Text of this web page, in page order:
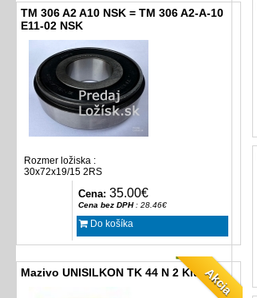
TM 306 A2 A10 NSK = TM 306 A2-A-10
E11-02 NSK
Rozmer ložiska :
30x72x19/15 2RS
Cena: 35.00€
Cena bez DPH: 28.46€
Do košíka
Mazivo UNISILKON TK 44 N 2 KlüberAkcia